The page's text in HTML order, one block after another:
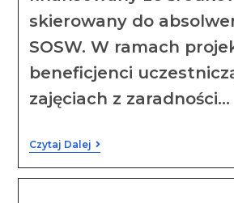
skierowany do
SOSW. W ramach
beneficjenci
zajęciach z zaradności…
Czytaj Dalej